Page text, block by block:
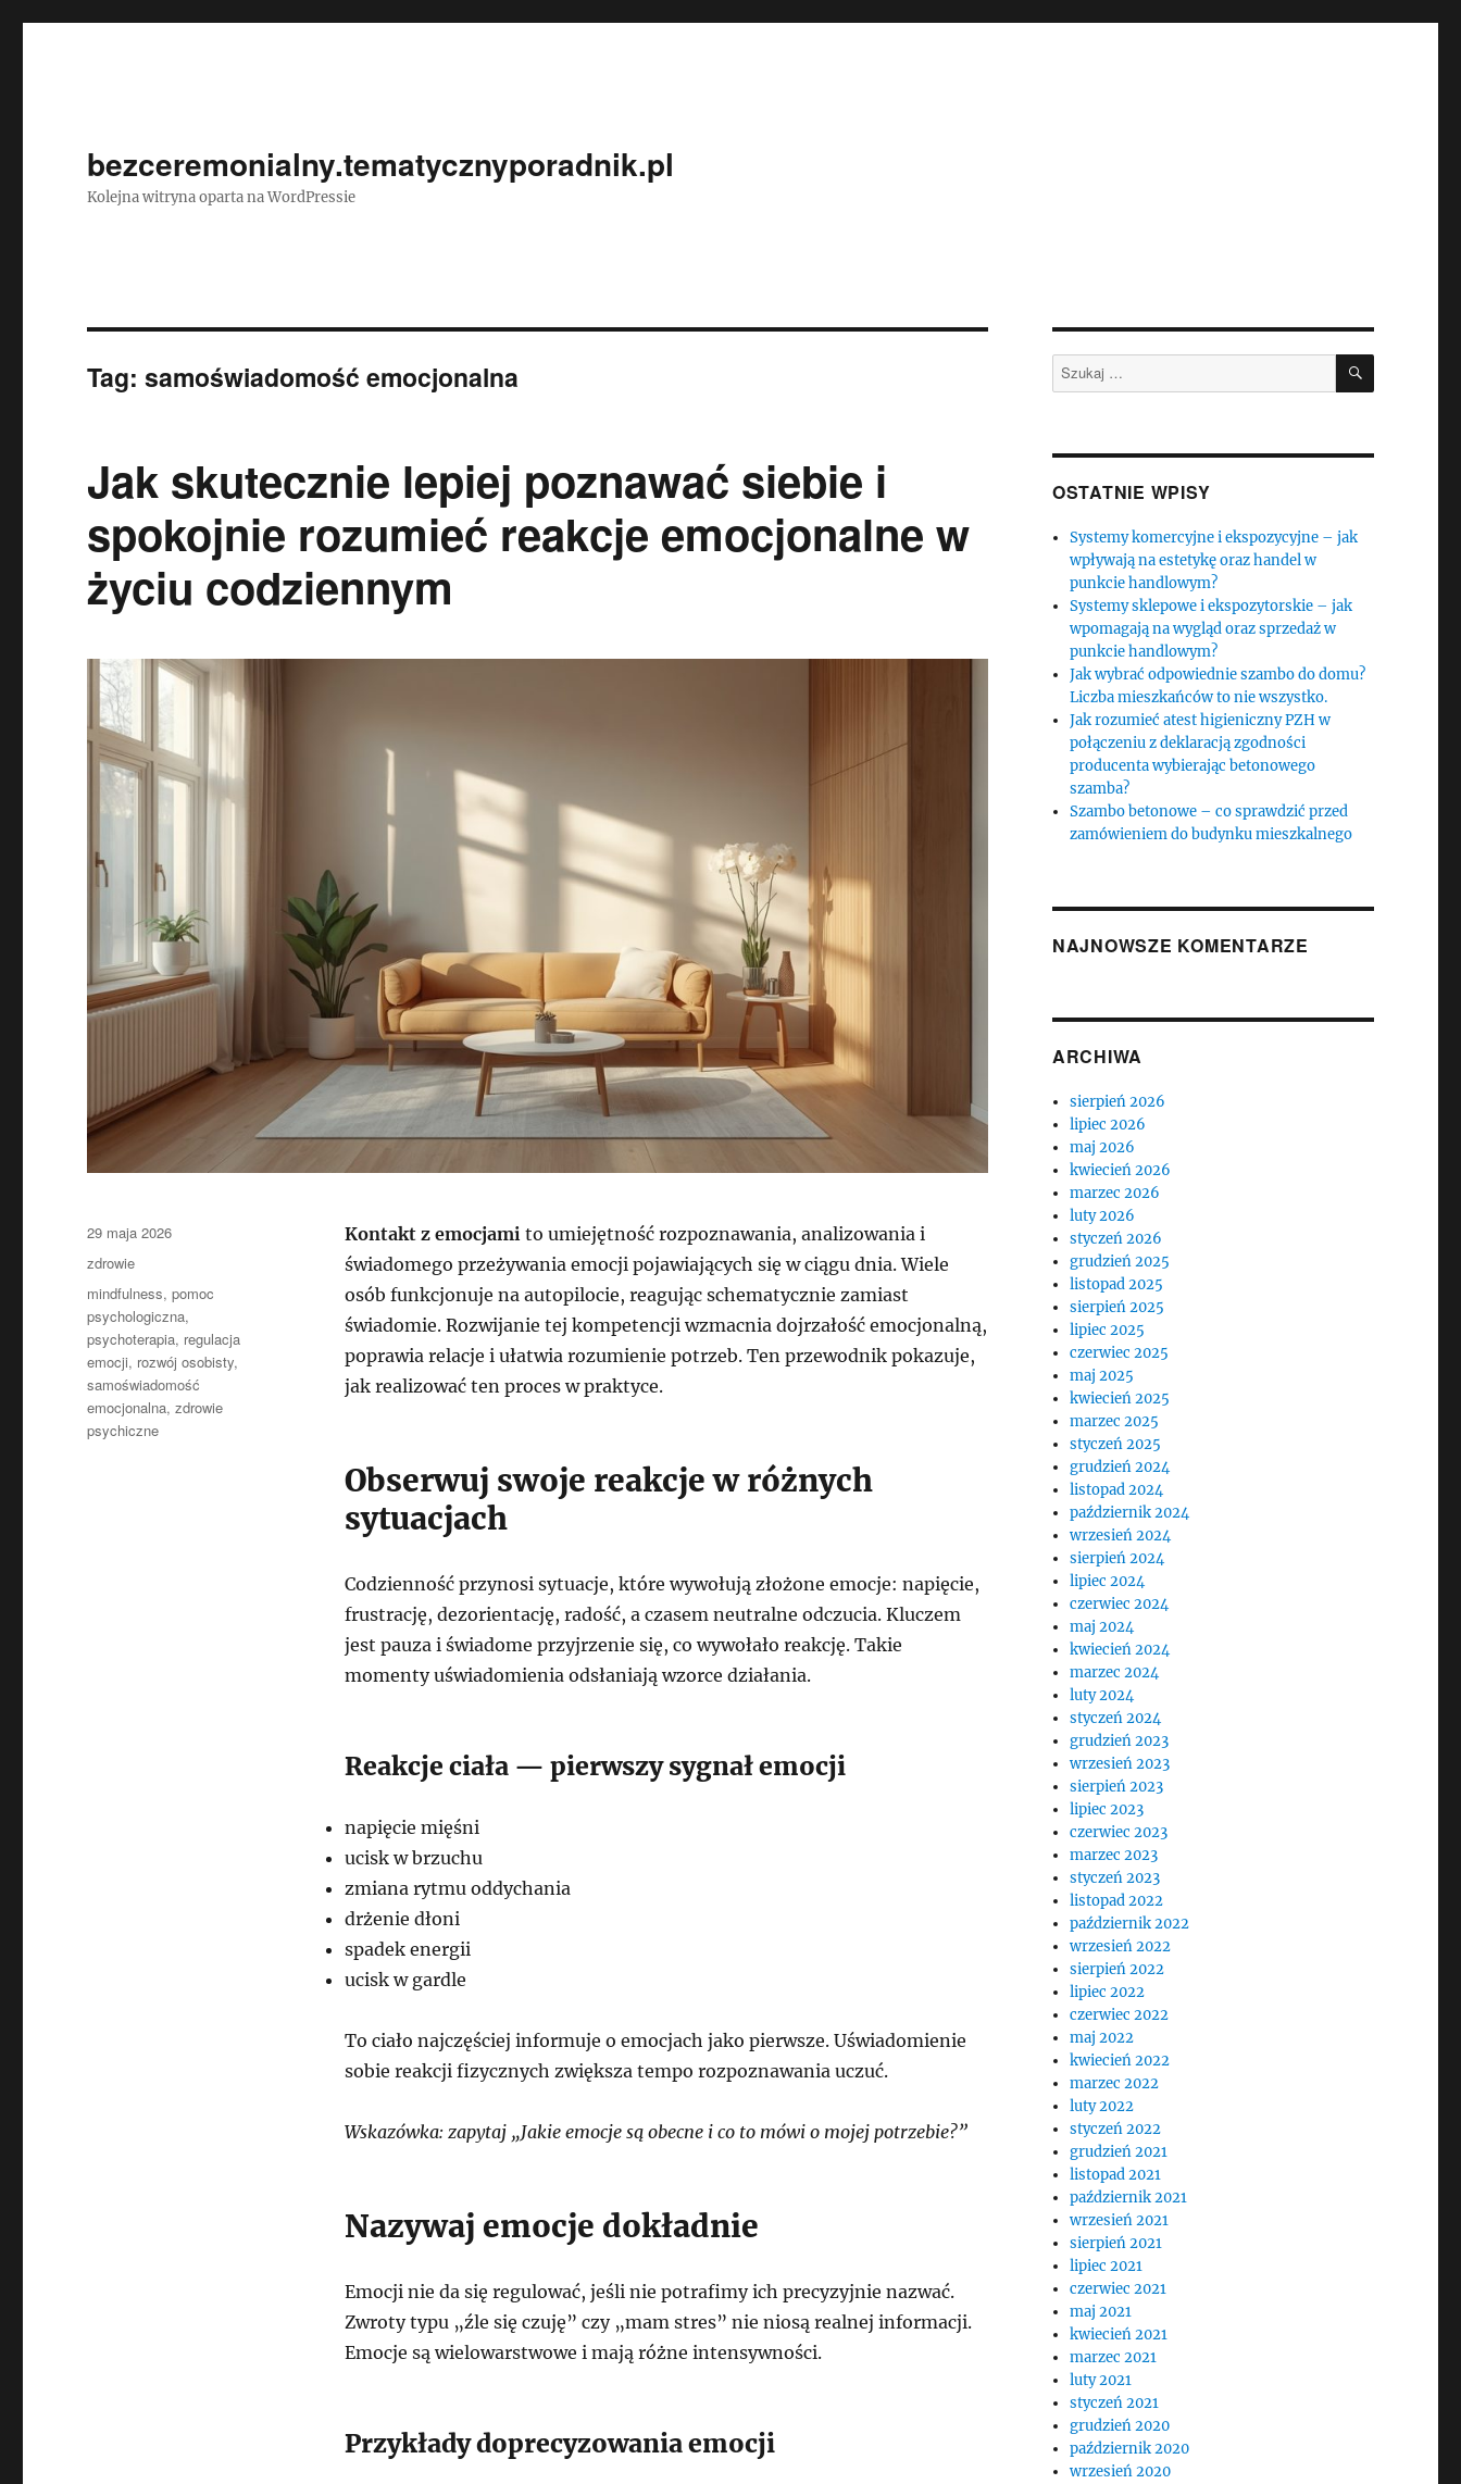
bezceremonialny.tematycznyporadnik.pl
Kolejna witryna oparta na WordPressie
Tag:samoświadomość emocjonalna
Jak skutecznie lepiej poznawać siebie i
spokojnie rozumieć reakcje emocjonalne w
życiu codziennym
Kontakt z emocjamito umiejętność rozpoznawania, analizowania i
świadomego przeżywania emocji pojawiających się w ciągu dnia. Wiele
osób funkcjonuje na autopilocie, reagując schematycznie zamiast
świadomie. Rozwijanie tej kompetencji wzmacnia dojrzałość emocjonalną,
poprawia relacje i ułatwia rozumienie potrzeb. Ten przewodnik pokazuje,
jak realizować ten proces w praktyce.
Obserwuj swoje reakcje w różnych
sytuacjach
Codzienność przynosi sytuacje, które wywołują złożone emocje: napięcie,
frustrację, dezorientację, radość, a czasem neutralne odczucia. Kluczem
jest pauza i świadome przyjrzenie się, co wywołało reakcję. Takie
momenty uświadomienia odsłaniają wzorce działania.
Reakcje ciała — pierwszy sygnał emocji
napięcie mięśni
ucisk w brzuchu
zmiana rytmu oddychania
drżenie dłoni
spadek energii
ucisk w gardle
To ciało najczęściej informuje o emocjach jako pierwsze. Uświadomienie
sobie reakcji fizycznych zwiększa tempo rozpoznawania uczuć.
Wskazówka: zapytaj „Jakie emocje są obecne i co to mówi o mojej potrzebie?”
Nazywaj emocje dokładnie
Emocji nie da się regulować, jeśli nie potrafimy ich precyzyjnie nazwać.
Zwroty typu „źle się czuję” czy „mam stres” nie niosą realnej informacji.
Emocje są wielowarstwowe i mają różne intensywności.
Przykłady doprecyzowania emocji
Data
publikacji
29 maja 2026
Kategorie
zdrowie
Tagi
mindfulness,pomoc
psychologiczna,
psychoterapia, regulacja
emocji, rozwój osobisty,
samoświadomość
emocjonalna,zdrowie
psychiczne
Szukaj: SZUKAJ
OSTATNIE WPISY
Systemy komercyjne i ekspozycyjne – jak
wpływają na estetykę oraz handel w
punkcie handlowym?
Systemy sklepowe i ekspozytorskie – jak
wpomagają na wygląd oraz sprzedaż w
punkcie handlowym?
Jak wybrać odpowiednie szambo do domu?
Liczba mieszkańców to nie wszystko.
Jak rozumieć atest higieniczny PZH w
połączeniu z deklaracją zgodności
producenta wybierając betonowego
szamba?
Szambo betonowe – co sprawdzić przed
zamówieniem do budynku mieszkalnego
NAJNOWSZE KOMENTARZE
ARCHIWA
sierpień 2026
lipiec 2026
maj 2026
kwiecień 2026
marzec 2026
luty 2026
styczeń 2026
grudzień 2025
listopad 2025
sierpień 2025
lipiec 2025
czerwiec 2025
maj 2025
kwiecień 2025
marzec 2025
styczeń 2025
grudzień 2024
listopad 2024
październik 2024
wrzesień 2024
sierpień 2024
lipiec 2024
czerwiec 2024
maj 2024
kwiecień 2024
marzec 2024
luty 2024
styczeń 2024
grudzień 2023
wrzesień 2023
sierpień 2023
lipiec 2023
czerwiec 2023
marzec 2023
styczeń 2023
listopad 2022
październik 2022
wrzesień 2022
sierpień 2022
lipiec 2022
czerwiec 2022
maj 2022
kwiecień 2022
marzec 2022
luty 2022
styczeń 2022
grudzień 2021
listopad 2021
październik 2021
wrzesień 2021
sierpień 2021
lipiec 2021
czerwiec 2021
maj 2021
kwiecień 2021
marzec 2021
luty 2021
styczeń 2021
grudzień 2020
październik 2020
wrzesień 2020